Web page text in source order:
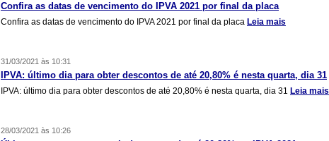
Confira as datas de vencimento do IPVA 2021 por final da placa
Confira as datas de vencimento do IPVA 2021 por final da placa Leia mais
31/03/2021 às 10:31
IPVA: último dia para obter descontos de até 20,80% é nesta quarta, dia 31
IPVA: último dia para obter descontos de até 20,80% é nesta quarta, dia 31 Leia mais
28/03/2021 às 10:26